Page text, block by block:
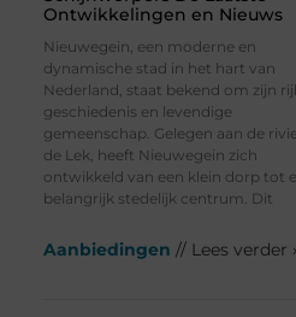
Ontwikkelingen en Nieuws
Nieuwegein, een moderne en
dynamische stad in het hart van
Nederland, staat bekend om zijn
geschiedenis en levendige
gemeenschap. Gelegen aan de
de Lek, heeft Nieuwegein zich
ontwikkeld van een klein dorp tot
belangrijk stedelijk centrum. Dit
Aanbiedingen // Lees verder